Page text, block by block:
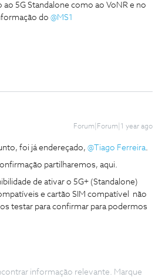
ao 5G Standalone como ao VoNR e no
do @MS1
Forum|Forum|1 year ago
foi já endereçado, @Tiago Ferreira
partilharemos, aqui.
de ativar o 5G+ (Standalone)
e cartão SIM compatível não
testar para confirmar para podermos
informação relevante. Marque